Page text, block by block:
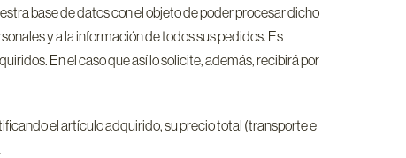
base de datos con el objeto de poder procesar dicho
y a la información de todos sus pedidos. Es
En el caso que así lo solicite, además, recibirá por
el artículo adquirido, su precio total (transporte e